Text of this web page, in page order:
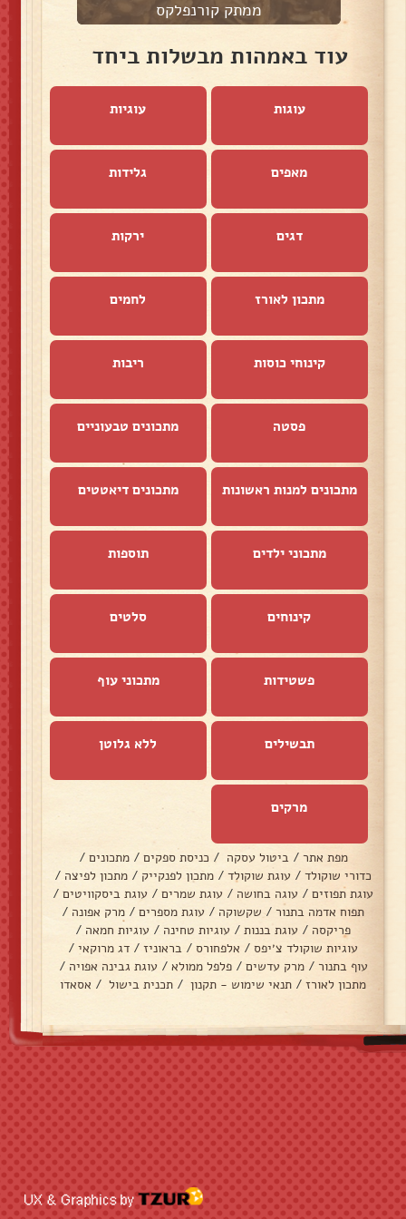
ממתק קורנפלקס
עוד באמהות מבשלות ביחד
עוגות עוגיות
מאפים גלידות
דגים ירקות
מתכון לאורז לחמים
קינוחי כוסות ריבות
פסטה מתכונים טבעוניים
מתכונים למנות ראשונות מתכונים דיאטטים
מתכוני ילדים תוספות
קינוחים סלטים
פשטידות מתכוני עוף
תבשילים ללא גלוטן
מרקים
מפת אתר / ביטול עסקה / כניסת ספקים / מתכונים /
כדורי שוקולד / עוגת שוקולד / מתכון לפנקייק / מתכון לפיצה /
עוגת תפוזים / עוגה בחושה / עוגת שמרים / עוגת ביסקוויטים /
תפוח אדמה בתנור / שקשוקה / עוגת מספרים / מרק אפונה /
פריקסה / עוגת בננות / עוגיות טחינה / עוגיות חמאה /
עוגיות שוקולד צ׳יפס / אלפחורס / בראוניז / דג מרוקאי /
עוף בתנור / מרק עדשים / פלפל ממולא / עוגת גבינה אפויה /
מתכון לאורז / תנאי שימוש - תקנון / תכנית בישול / אסאדו